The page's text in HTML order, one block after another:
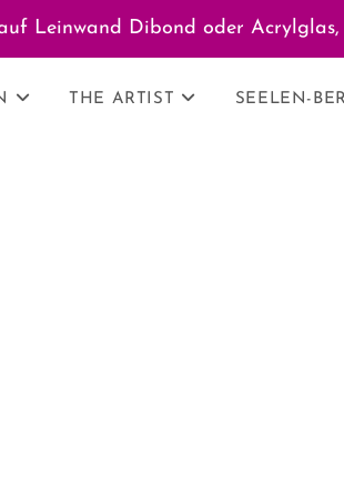
Leinwand Dibond oder
THE ARTIST SEELEN-